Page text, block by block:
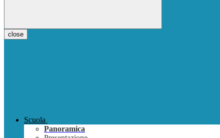
close
Scuola
Panoramica